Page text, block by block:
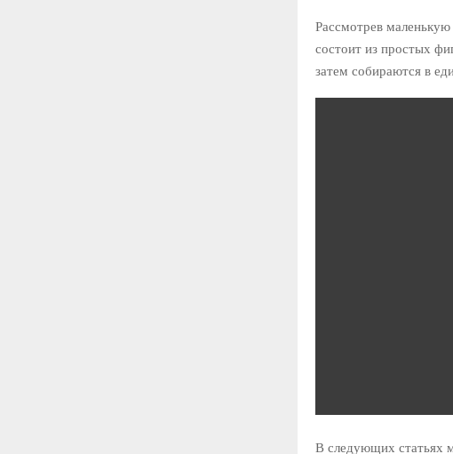
Рассмотрев
состоит из простых
затем собираются в
В следующих статьях